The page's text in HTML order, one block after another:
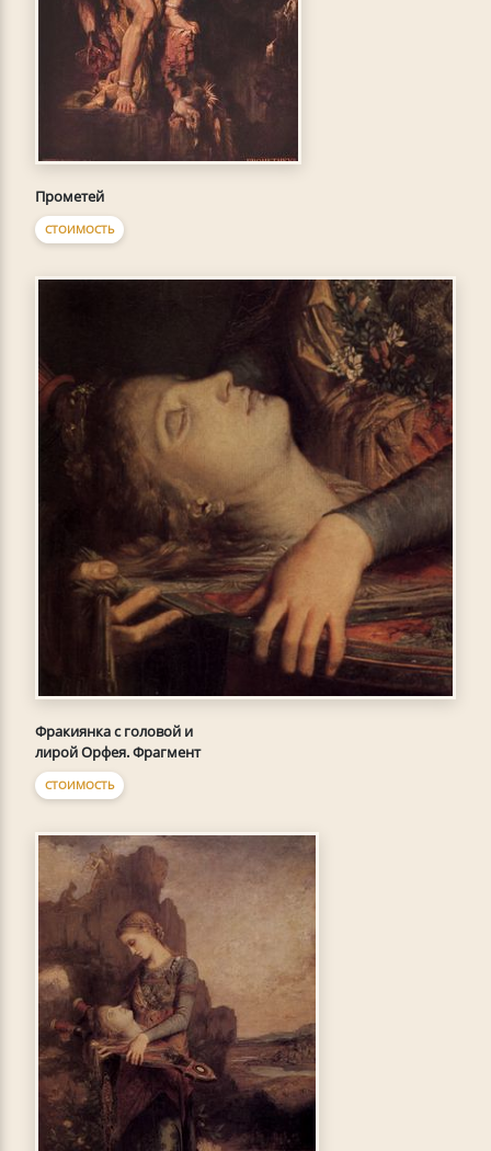
Прометей
СТОИМОСТЬ
Фракиянка с головой и
лирой Орфея. Фрагмент
СТОИМОСТЬ